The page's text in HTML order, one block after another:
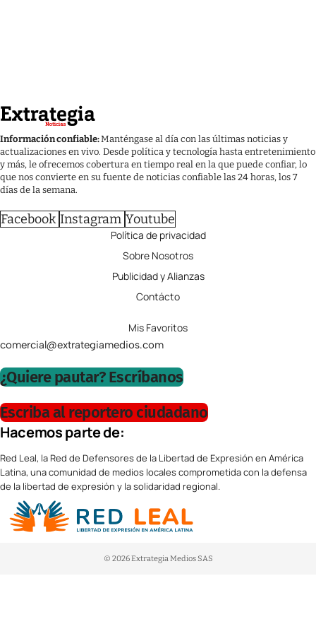
Información confiable:Manténgase al día con las últimas noticias y
actualizaciones en vivo. Desde política y tecnología hasta entretenimiento
y más, le ofrecemos cobertura en tiempo real en la que puede confiar, lo
que nos convierte en su fuente de noticias confiable las 24 horas, los 7
días de la semana.
Facebook Instagram Youtube
Política de privacidad
Sobre Nosotros
Publicidad y Alianzas
Contácto
Mis Favoritos
comercial@extrategiamedios.com
¿Quiere pautar? Escríbanos
Escriba al reportero ciudadano
Hacemos parte de:
Red Leal, la Red de Defensores de la Libertad de Expresión en América
Latina, una comunidad de medios locales comprometida con la defensa
de la libertad de expresión y la solidaridad regional.
© 2026 Extrategia Medios SAS